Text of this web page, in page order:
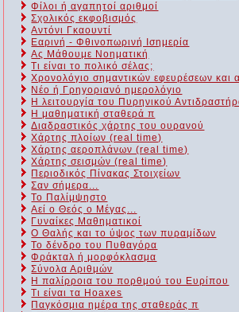
Φίλοι ή αγαπητοί αριθμοί
Σχολικός εκφοβισμός
Αντόνι Γκαουντί
Εαρινή - Φθινοπωρινή Ισημερία
Ας Μάθουμε Νοηματική
Τι είναι το πολικό σέλας;
Χρονολόγιο σημαντικών εφευρέσεων και
Νέο ή Γρηγοριανό ημερολόγιο
Η λειτουργία του Πυρηνικού
Η μαθηματική σταθερά π
Διαδραστικός χάρτης του ουρανού
Χάρτης πλοίων (real time)
Χάρτης αεροπλάνων (real time)
Χάρτης σεισμών (real time)
Περιοδικός Πίνακας Στοιχείων
Σαν σήμερα...
Το Παλίμψηστο
Αεί ο Θεός ο Μέγας...
Γυναίκες Μαθηματικοί
Ο Θαλής και το ύψος των πυραμίδων
Το δένδρο του Πυθαγόρα
Φράκταλ ή μορφόκλασμα
Σύνολα Αριθμών
Η παλίρροια του πορθμού του Ευρίπου
Τι είναι τα Hoaxes
Παγκόσμια ημέρα της σταθεράς π